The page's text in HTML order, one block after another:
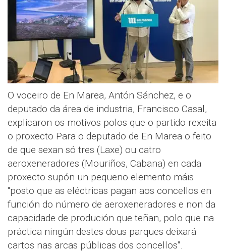
O voceiro de En Marea, Antón Sánchez, e o
deputado da área de industria, Francisco Casal,
explicaron os motivos polos que o partido rexeita
o proxecto Para o deputado de En Marea o feito
de que sexan só tres (Laxe) ou catro
aeroxeneradores (Mouriños, Cabana) en cada
proxecto supón un pequeno elemento máis
"posto que as eléctricas pagan aos concellos en
función do número de aeroxeneradores e non da
capacidade de produción que teñan, polo que na
práctica ningún destes dous parques deixará
cartos nas arcas públicas dos concellos".